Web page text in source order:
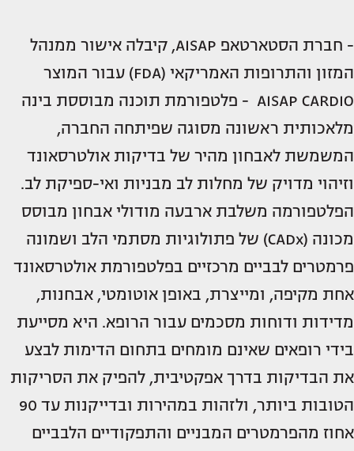
- חברת הסטארטאפ AISAP, קיבלה אישור ממנהל
המזון והתרופות האמריקאי (FDA) עבור המוצר
AISAP CARDIO - פלטפורמת תוכנה מבוססת בינה
מלאכותית ראשונה מסוגה שפיתחה החברה,
המשמשת לאבחון מהיר של בדיקות אולטרסאונד
וזיהוי מדויק של מחלות לב מבניות ואי-ספיקת לב.
הפלטפורמה משלבת ארבעה מודולי אבחון מבוסס
מכונה (CADx) של פתולוגיות מסתמי הלב ושמונה
פרמטרים לבביים מרכזיים בפלטפורמת אולטרסאונד
אחת מקיפה, ומייצרת, באופן אוטומטי, אבחנות,
מדידות ודוחות מסכמים עבור הרופא. היא מסייעת
בידי רופאים שאינם מומחים בתחום הדימות לבצע
את הבדיקות בדרך אפקטיבית, להפיק את הסריקות
הטובות ביותר, ולזהות במהירות ובדייקנות עד 90
אחוז מהפרמטרים המבניים והתפקודיים הלבביים